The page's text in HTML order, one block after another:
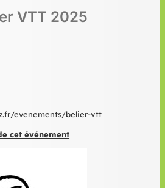
VTT 2025
evenements/belier-vtt
cet événement